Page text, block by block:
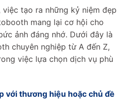
tạo ra những kỷ niệm đẹp
mang lại cơ hội cho
ảnh đáng nhớ. Dưới đây là
chuyên nghiệp từ A đến Z,
việc lựa chọn dịch vụ phù
với thương hiệu hoặc chủ đề